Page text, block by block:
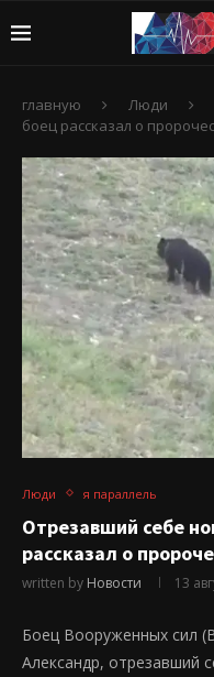
главную Люди
боец рассказал о
Люди я параллель
Отрезавший себе
рассказал о
written by Новости 13
Боец Вооруженных сил
Александр, отрезавший